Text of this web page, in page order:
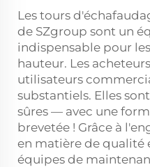
Les tours
de SZgroup sont un
indispensable pour
hauteur. Les
utilisateurs
substantiels. Elles
sûres — avec une
brevetée ! Grâce à
en matière de qualité
équipes de